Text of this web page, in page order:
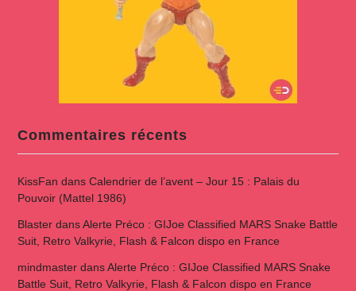
Commentaires récents
KissFan dans Calendrier de l’avent – Jour 15 : Palais du
Pouvoir (Mattel 1986)
BlasterdansAlerte Préco : GIJoe Classified MARS Snake Battle
Suit, Retro Valkyrie, Flash & Falcon dispo en France
mindmasterdansAlerte Préco : GIJoe Classified MARS Snake
Battle Suit, Retro Valkyrie, Flash & Falcon dispo en France